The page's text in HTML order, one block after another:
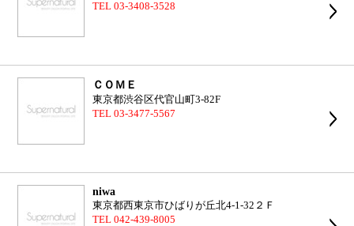
TEL 03-3408-3528
ＣＯＭＥ
東京都渋谷区代官山町3-82F
TEL 03-3477-5567
niwa
東京都西東京市ひばりが丘北4-1-32２Ｆ
TEL 042-439-8005